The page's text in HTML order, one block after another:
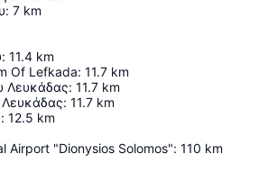
: 7 km
: 11.4 km
Of Lefkada: 11.7 km
Λευκάδας: 11.7 km
: 11.7 km
: 12.5 km
Airport "Dionysios Solomos": 110 km